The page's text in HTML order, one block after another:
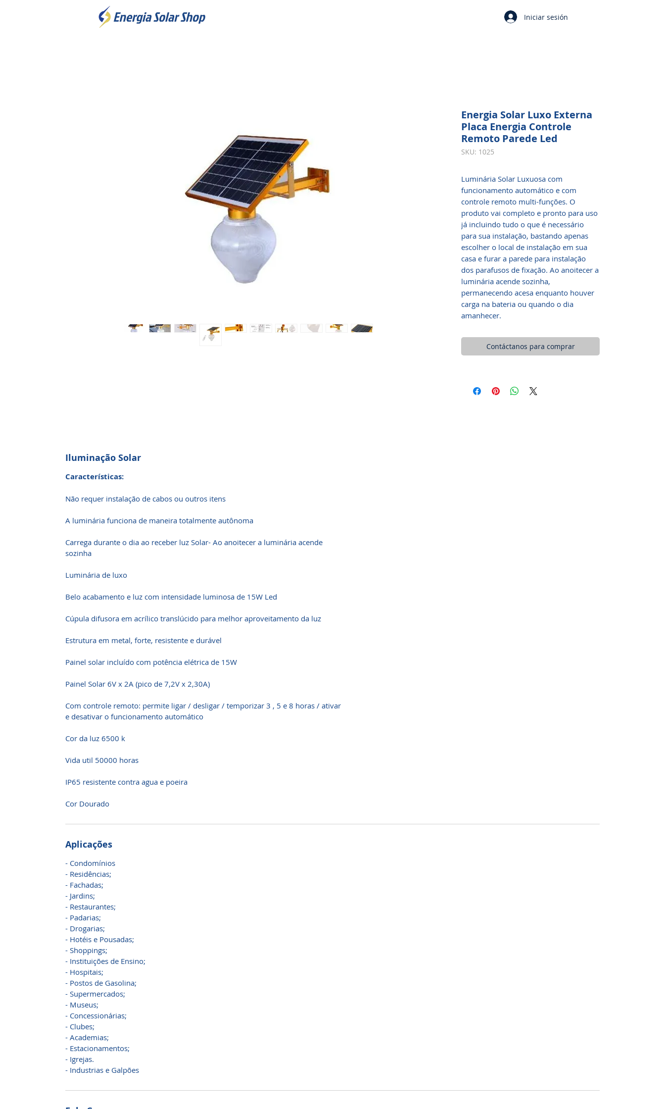
Iniciar sesión
Energia Solar Luxo Externa
Placa Energia Controle
Remoto Parede Led
SKU: 1025
Luminária Solar Luxuosa com
funcionamento automático e com
controle remoto multi-funções. O
produto vai completo e pronto para uso
já incluindo tudo o que é necessário
para sua instalação, bastando apenas
escolher o local de instalação em sua
casa e furar a parede para instalação
dos parafusos de fixação. Ao anoitecer a
luminária acende sozinha,
permanecendo acesa enquanto houver
carga na bateria ou quando o dia
amanhecer.
Contáctanos para comprar
Iluminação Solar
Características:
Não requer instalação de cabos ou outros itens
A luminária funciona de maneira totalmente autônoma
Carrega durante o dia ao receber luz Solar- Ao anoitecer a luminária acende
sozinha
Luminária de luxo
Belo acabamento e luz com intensidade luminosa de 15W Led
Cúpula difusora em acrílico translúcido para melhor aproveitamento da luz
Estrutura em metal, forte, resistente e durável
Painel solar incluído com potência elétrica de 15W
Painel Solar 6V x 2A (pico de 7,2V x 2,30A)
Com controle remoto: permite ligar / desligar / temporizar 3 , 5 e 8 horas / ativar
e desativar o funcionamento automático
Cor da luz 6500 k
Vida util 50000 horas
IP65 resistente contra agua e poeira
Cor Dourado
Aplicações
- Condomínios
- Residências;
- Fachadas;
- Jardins;
- Restaurantes;
- Padarias;
- Drogarias;
- Hotéis e Pousadas;
- Shoppings;
- Instituições de Ensino;
- Hospitais;
- Postos de Gasolina;
- Supermercados;
- Museus;
- Concessionárias;
- Clubes;
- Academias;
- Estacionamentos;
- Igrejas.
- Industrias e Galpões